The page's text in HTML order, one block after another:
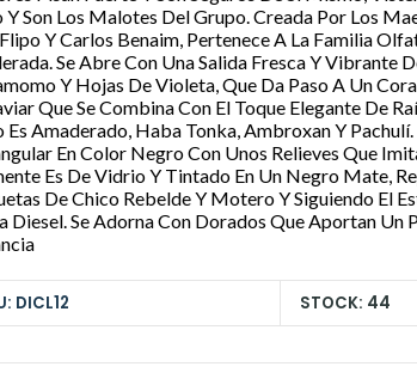
Y Son Los Malotes Del Grupo. Creada Por Los
Y Carlos Benaim, Pertenece A La Familia
Se Abre Con Una Salida Fresca Y Vibrante
Y Hojas De Violeta, Que Da Paso A Un
Que Se Combina Con El Toque Elegante De
Es Amaderado, Haba Tonka, Ambroxan Y Pachulí.
En Color Negro Con Unos Relieves Que
Es De Vidrio Y Tintado En Un Negro Mate,
De Chico Rebelde Y Motero Y Siguiendo El
Diesel. Se Adorna Con Dorados Que Aportan Un
DICL12 STOCK: 44